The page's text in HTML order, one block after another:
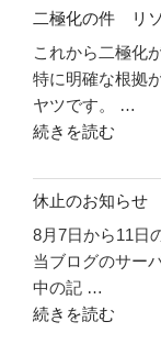
て
い
こ
う"
の
の
件
前
の
め
で
行
こ
う"
の
二極化の件 リ
これから二極化
特に明確な根拠
ヤツです。 …
"二
化
の
件
リ
ソ
ー
続きを読む
休止のお知らせ
8月7日から11日
当ブログのサー
中の記 …
"休
続きを読む